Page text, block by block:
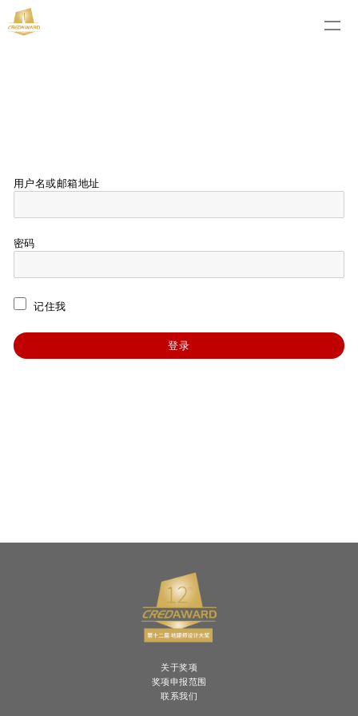
用户名或邮箱地址
密码
记住我
关于奖项
奖项申报范围
联系我们